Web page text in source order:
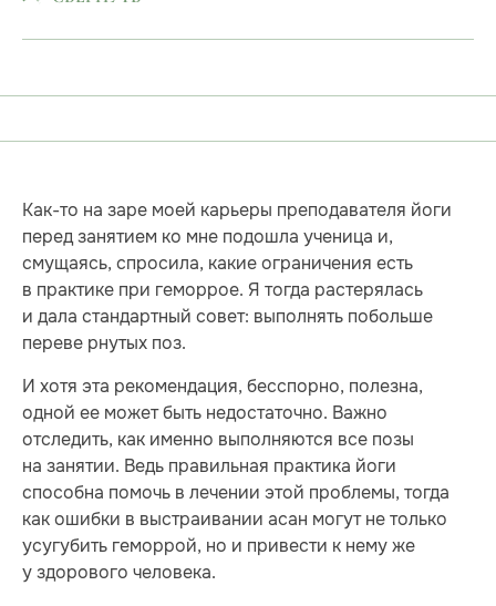
Как-то на заре моей карьеры преподавателя йоги
перед занятием ко мне подошла ученица и,
смущаясь, спросила, какие ограничения есть
в практике при геморрое. Я тогда растерялась
и дала стандартный совет: выполнять побольше
переве рнутых поз.
И хотя эта рекомендация, бесспорно, полезна,
одной ее может быть недостаточно. Важно
отследить, как именно выполняются все позы
на занятии. Ведь правильная практика йоги
способна помочь в лечении этой проблемы, тогда
как ошибки в выстраивании асан могут не только
усугубить геморрой, но и привести к нему же
у здорового человека.